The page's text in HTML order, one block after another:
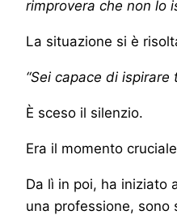
rimprovera che non lo
La situazione si è
“Sei capace di ispirare
È sceso il silenzio.
Era il momento
Da lì in poi, ha iniziato
una professione, sono